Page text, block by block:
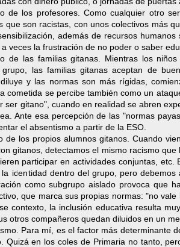
de los profesores. Como cualquier otro
que son racistas, con unos colectivos más
además de recursos
veces la frustración de no poder o saber
de las familias gitanas. Mientras los
grupo, las familias gitanas aceptan de
y las normas son más rígidas,
cometida se percibe también como un
ser gitano", cuando en realidad se abren
Ante esa percepción de las "normas
el absentismo a partir de la ESO.
de los propios alumnos gitanos. Cuando
gitanos, detectamos el mismo racismo
participar en actividades conjuntas,
identidad dentro del grupo, pero
como subgrupo aislado provoca que
que marca sus propias normas: "no
contexto, la inclusión educativa resulta
otros compañeros quedan diluidos en un
Para mí, es el factor más determinante
Quizá en los coles de Primaria no tanto,